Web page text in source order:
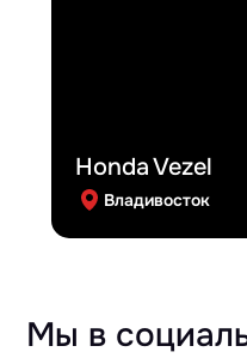
Honda Vezel
Владивосток
Мы в